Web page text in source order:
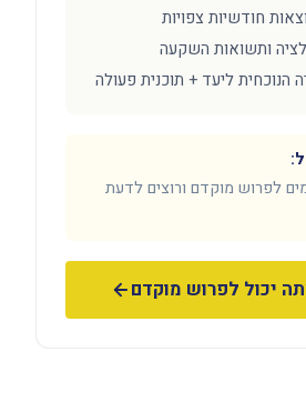
חודשיות צפויות
ותשואות השקעה
הנוכחית ליעד + תוכנית פעולה
שחולמים לפרוש מוקדם ורוצים לדעת
יכול לפרוש מוקדם